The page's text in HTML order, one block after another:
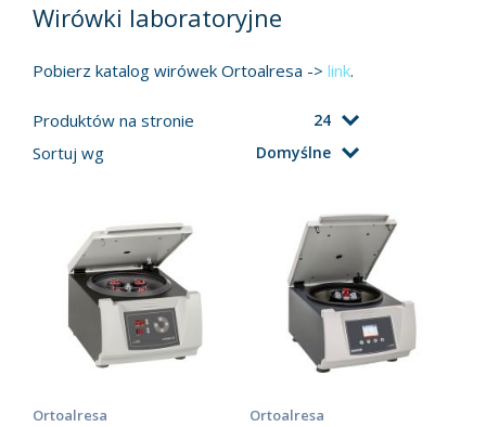
Wirówki laboratoryjne
Pobierz katalog wirówek Ortoalresa -> link.
Produktów na stronie 24
Sortuj wg Domyślne
Ortoalresa Ortoalresa